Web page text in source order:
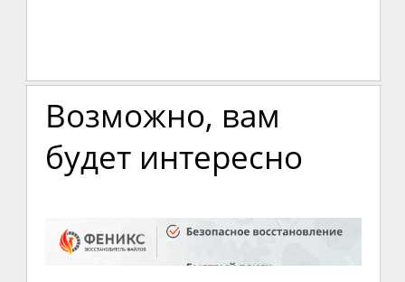
Возможно, вам
будет интересно